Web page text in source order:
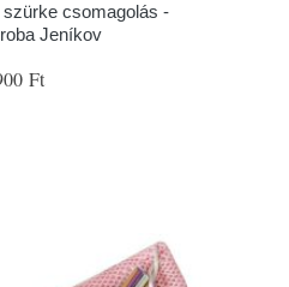
csomagolás -
Jeníkov
Ft